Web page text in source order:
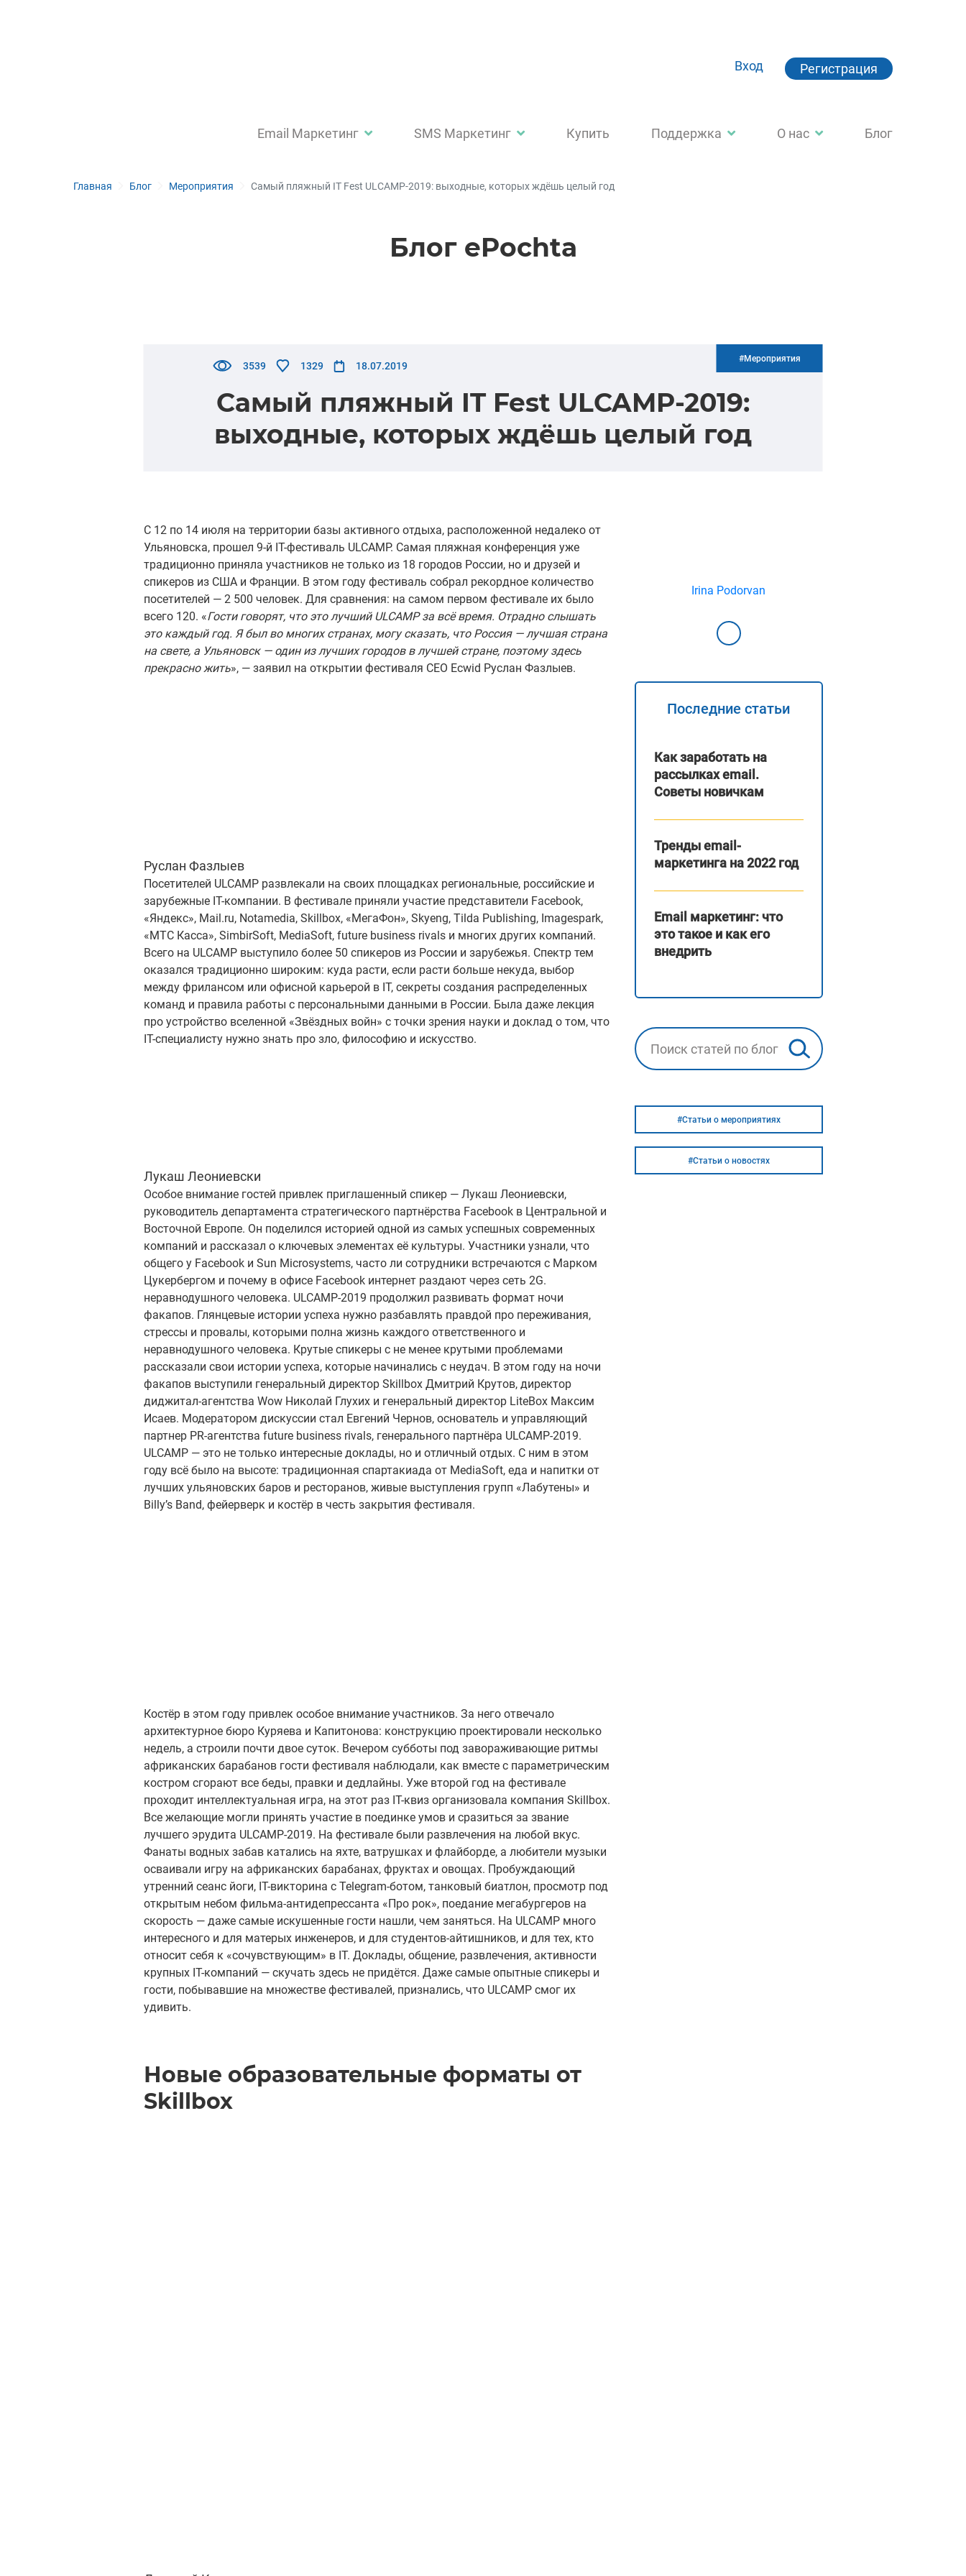
Вход Регистрация
Email Маркетинг SMS Маркетинг Купить Поддержка О нас Блог
Главная Блог Мероприятия Самый пляжный IT Fest ULCAMP-2019: выходные, которых ждёшь целый год
Блог ePochta
3539 1329 18.07.2019
#Мероприятия
Самый пляжный IT Fest ULCAMP-2019:
выходные, которых ждёшь целый год
С 12 по 14 июля на территории базы активного отдыха, расположенной недалеко от
Ульяновска, прошел 9-й IT-фестиваль ULCAMP. Самая пляжная конференция уже
традиционно приняла участников не только из 18 городов России, но и друзей и
спикеров из США и Франции. В этом году фестиваль собрал рекордное количество
посетителей — 2 500 человек. Для сравнения: на самом первом фестивале их было
всего 120. «Гости говорят, что это лучший ULCAMP за всё время. Отрадно слышать
это каждый год. Я был во многих странах, могу сказать, что Россия — лучшая страна
на свете, а Ульяновск — один из лучших городов в лучшей стране, поэтому здесь
прекрасно жить», — заявил на открытии фестиваля CEO Ecwid Руслан Фазлыев.
Руслан Фазлыев
Посетителей ULCAMP развлекали на своих площадках региональные, российские и
зарубежные IT-компании. В фестивале приняли участие представители Facebook,
«Яндекс», Mail.ru, Notamedia, Skillbox, «МегаФон», Skyeng, Tilda Publishing, Imagespark,
«МТС Касса», SimbirSoft, MediaSoft, future business rivals и многих других компаний.
Всего на ULCAMP выступило более 50 спикеров из России и зарубежья. Спектр тем
оказался традиционно широким: куда расти, если расти больше некуда, выбор
между фрилансом или офисной карьерой в IT, секреты создания распределенных
команд и правила работы с персональными данными в России. Была даже лекция
про устройство вселенной «Звёздных войн» с точки зрения науки и доклад о том, что
IT-специалисту нужно знать про зло, философию и искусство.
Лукаш Леониевски
Особое внимание гостей привлек приглашенный спикер — Лукаш Леониевски,
руководитель департамента стратегического партнёрства Facebook в Центральной и
Восточной Европе. Он поделился историей одной из самых успешных современных
компаний и рассказал о ключевых элементах её культуры. Участники узнали, что
общего у Facebook и Sun Microsystems, часто ли сотрудники встречаются с Марком
Цукербергом и почему в офисе Facebook интернет раздают через сеть 2G.
неравнодушного человека. ULCAMP-2019 продолжил развивать формат ночи
факапов. Глянцевые истории успеха нужно разбавлять правдой про переживания,
стрессы и провалы, которыми полна жизнь каждого ответственного и
неравнодушного человека. Крутые спикеры c не менее крутыми проблемами
рассказали свои истории успеха, которые начинались с неудач. В этом году на ночи
факапов выступили генеральный директор Skillbox Дмитрий Крутов, директор
диджитал-агентства Wow Николай Глухих и генеральный директор LiteBox Максим
Исаев. Модератором дискуссии стал Евгений Чернов, основатель и управляющий
партнер PR-агентства future business rivals, генерального партнёра ULCAMP-2019.
ULCAMP — это не только интересные доклады, но и отличный отдых. С ним в этом
году всё было на высоте: традиционная спартакиада от MediaSoft, еда и напитки от
лучших ульяновских баров и ресторанов, живые выступления групп «Лабутены» и
Billy’s Band, фейерверк и костёр в честь закрытия фестиваля.
Костёр в этом году привлек особое внимание участников. За него отвечало
архитектурное бюро Куряева и Капитонова: конструкцию проектировали несколько
недель, а строили почти двое суток. Вечером субботы под завораживающие ритмы
африканских барабанов гости фестиваля наблюдали, как вместе с параметрическим
костром сгорают все беды, правки и дедлайны. Уже второй год на фестивале
проходит интеллектуальная игра, на этот раз IT-квиз организовала компания Skillbox.
Все желающие могли принять участие в поединке умов и сразиться за звание
лучшего эрудита ULCAMP-2019. На фестивале были развлечения на любой вкус.
Фанаты водных забав катались на яхте, ватрушках и флайборде, а любители музыки
осваивали игру на африканских барабанах, фруктах и овощах. Пробуждающий
утренний сеанс йоги, IT-викторина с Telegram-ботом, танковый биатлон, просмотр под
открытым небом фильма-антидепрессанта «Про рок», поедание мегабургеров на
скорость — даже самые искушенные гости нашли, чем заняться. На ULCAMP много
интересного и для матерых инженеров, и для студентов-айтишников, и для тех, кто
относит себя к «сочувствующим» в IT. Доклады, общение, развлечения, активности
крупных IT-компаний — скучать здесь не придётся. Даже самые опытные спикеры и
гости, побывавшие на множестве фестивалей, признались, что ULCAMP смог их
удивить.
Новые образовательные форматы от
Skillbox
Irina Podorvan
Последние статьи
Как заработать на
рассылках email.
Советы новичкам
Тренды email-
маркетинга на 2022 год
Email маркетинг: что
это такое и как его
внедрить
#Статьи о мероприятиях
#Статьи о новостях